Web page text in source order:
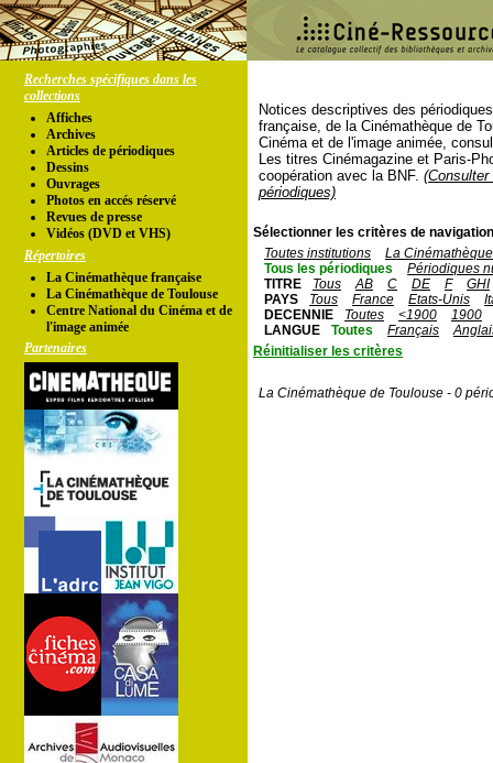
Recherches spécifiques dans les
collections
Affiches
Archives
Articles de périodiques
Dessins
Ouvrages
Photos en accés réservé
Revues de presse
Vidéos (DVD et VHS)
Répertoires
La Cinémathèque française
La Cinémathèque de Toulouse
Centre National du Cinéma et de
l'image animée
Partenaires
Notices descriptives des
française, de la Cinémathèque de
Cinéma et de l'image animée,
Les titres Cinémagazine et Paris-
coopération avec la BNF.
périodiques)
Sélectionner les critères de
Toutes institutions
La
Tous les périodiques
Périodiques
TITRE
Tous AB C DE F
GHI
PAYS
Tous France Etats-Unis
DECENNIE
Toutes <1900
1900
LANGUE
Toutes Français
Réinitialiser les critères
La Cinémathèque de Toulouse - 0